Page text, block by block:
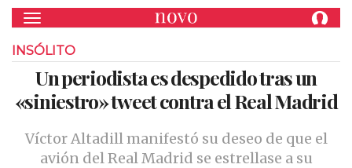
Toggle navigation
INSÓLITO
Un periodista es despedido tras un
«siniestro» tweet contra el Real Madrid
Víctor Altadill manifestó su deseo de que el
avión del Real Madrid se estrellase a su